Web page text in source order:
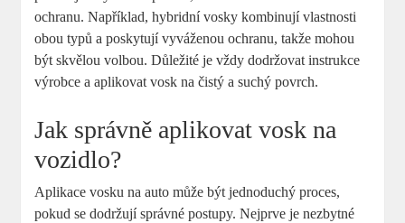
ochranu. Například, hybridní vosky kombinují vlastnosti
obou typů a poskytují vyváženou ochranu, takže mohou
být skvělou volbou. Důležité je vždy dodržovat instrukce
výrobce a aplikovat vosk na čistý a suchý povrch.
Jak správně aplikovat vosk na
vozidlo?
Aplikace vosku na auto může být jednoduchý proces,
pokud se dodržují správné postupy. Nejprve je nezbytné